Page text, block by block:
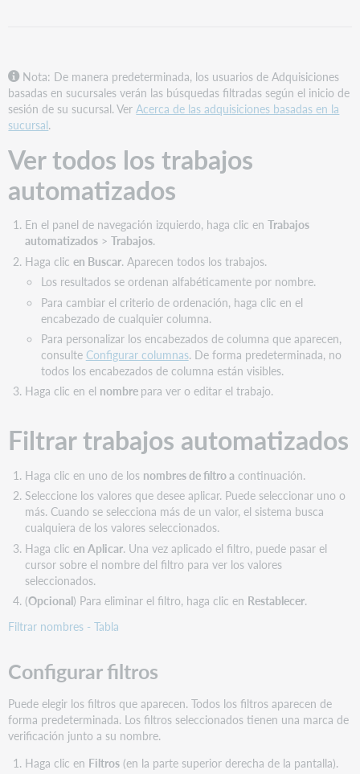
automatizados
Configurar
filtros
Buscar
trabajos
automatizados
Configurar
columnas
Nota: De manera predeterminada, los usuarios de Adquisiciones
basadas en sucursales verán las búsquedas filtradas según el inicio de
sesión de su sucursal. VerAcerca de las adquisiciones basadas en la
sucursal.
Ver todos los trabajos
automatizados
En el panel de navegación izquierdo, haga clic en Trabajos
automatizados> Trabajos.
Haga clic en Buscar. Aparecen todos los trabajos.
Los resultados se ordenan alfabéticamente por nombre.
Para cambiar el criterio de ordenación, haga clic en el
encabezado de cualquier columna.
Para personalizar los encabezados de columna que aparecen,
consulte Configurar columnas. De forma predeterminada, no
todos los encabezados de columna están visibles.
Haga clic en el nombre para ver o editar el trabajo.
Filtrar trabajos automatizados
Haga clic en uno de los nombres de filtro a continuación.
Seleccione los valores que desee aplicar. Puede seleccionar uno o
más. Cuando se selecciona más de un valor, el sistema busca
cualquiera de los valores seleccionados.
Haga clic en Aplicar. Una vez aplicado el filtro, puede pasar el
cursor sobre el nombre del filtro para ver los valores
seleccionados.
(Opcional) Para eliminar el filtro, haga clic en Restablecer.
Filtrar nombres - Tabla
Configurar filtros
Puede elegir los filtros que aparecen. Todos los filtros aparecen de
forma predeterminada. Los filtros seleccionados tienen una marca de
verificación junto a su nombre.
Haga clic en Filtros(en la parte superior derecha de la pantalla).